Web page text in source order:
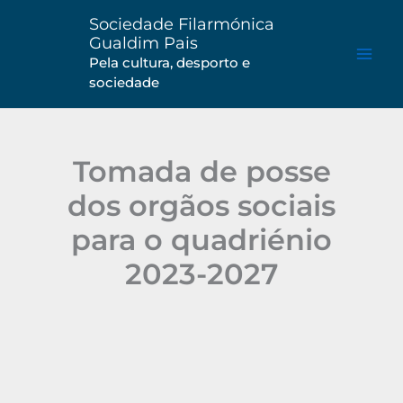
Sociedade Filarmónica
Gualdim Pais
Pela cultura, desporto e
sociedade
Tomada de posse
dos orgãos sociais
para o quadriénio
2023-2027